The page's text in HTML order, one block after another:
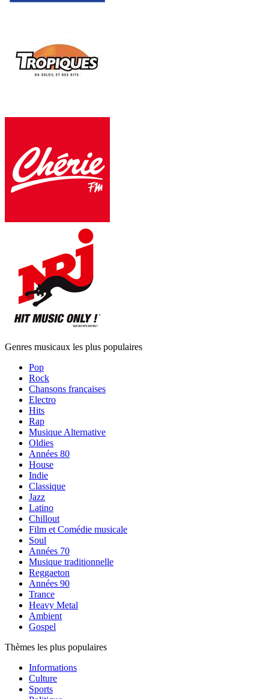
Genres musicaux les plus populaires
Pop
Rock
Chansons françaises
Electro
Hits
Rap
Musique Alternative
Oldies
Années 80
House
Indie
Classique
Jazz
Latino
Chillout
Film et Comédie musicale
Soul
Années 70
Musique traditionnelle
Reggaeton
Années 90
Trance
Heavy Metal
Ambient
Gospel
Thèmes les plus populaires
Informations
Culture
Sports